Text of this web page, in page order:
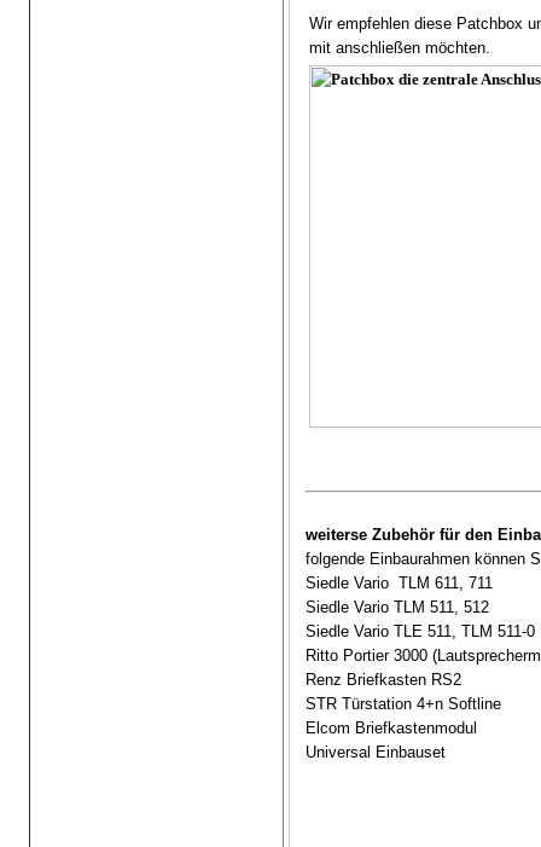
Wir empfehlen diese Patchbox
mit anschließen möchten.
weiterse Zubehör für den
folgende Einbaurahmen können
Siedle Vario TLM 611, 711
Siedle Vario TLM 511, 512
Siedle Vario TLE 511, TLM 511-0
Ritto Portier 3000
Renz Briefkasten RS2
STR Türstation 4+n Softline
Elcom Briefkastenmodul
Universal Einbauset